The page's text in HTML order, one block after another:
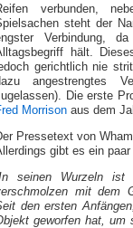
verbunden,
steht der
Verbindung,
hält.
gerichtlich nie
angestrengtes
Die erste
Morrison aus dem
Pressetext von
gibt es ein
seinen Wurzeln ist
mit dem
den ersten
geworfen hat, um